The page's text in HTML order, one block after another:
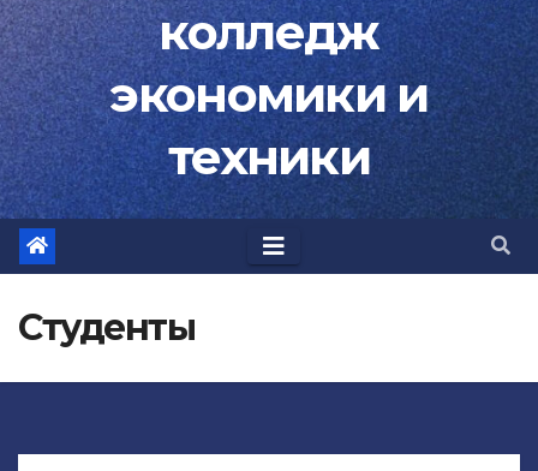
колледж
экономики и
техники
Студенты